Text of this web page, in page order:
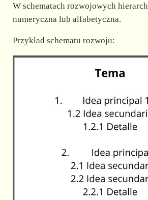
W schematach rozwojowych
numeryczna lub alfabetyczna.
Przykład schematu rozwoju: